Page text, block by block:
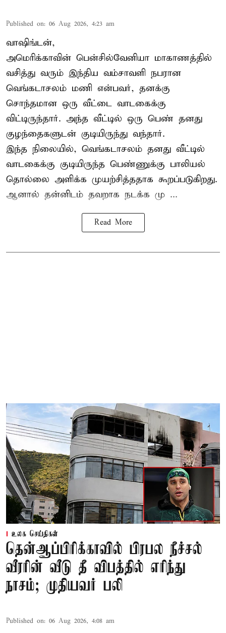
Published on: 06 Aug 2026, 4:23 am
வாஷிங்டன்,
அமெரிக்காவின் பென்சில்வேனியா மாகாணத்தில்
வசித்து வரும் இந்திய வம்சாவளி நபரான
வெங்கடாசலம் மணி என்பவர், தனக்கு
சொந்தமான ஒரு வீட்டை வாடகைக்கு
விட்டிருந்தார். அந்த வீட்டில் ஒரு பெண் தனது
குழந்தைகளுடன் குடியிருந்து வந்தார்.
இந்த நிலையில், வெங்கடாசலம் தனது வீட்டில்
வாடகைக்கு குடியிருந்த பெண்ணுக்கு பாலியல்
தொல்லை அளிக்க முயற்சித்ததாக கூறப்படுகிறது.
ஆனால் தன்னிடம் தவறாக நடக்க மு ...
Read More
உலக செய்திகள்
தென்ஆப்பிரிக்காவில் பிரபல நீச்சல்
வீரரின் வீடு தீ விபத்தில் எரிந்து
நாசம்; முதியவர் பலி
Published on: 06 Aug 2026, 4:08 am